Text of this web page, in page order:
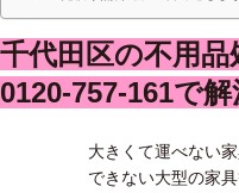
千代田区の不用
0120-757-161で解
大きくて運べない
できない大型の家